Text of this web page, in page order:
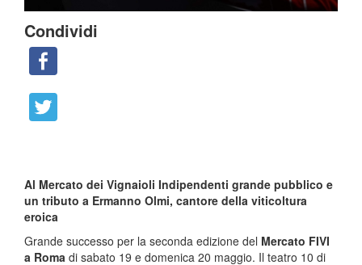
Condividi
Al Mercato dei Vignaioli Indipendenti grande pubblico e
un tributo a Ermanno Olmi, cantore della viticoltura
eroica
Grande successo per la seconda edizione del Mercato FIVI
a Roma di sabato 19 e domenica 20 maggio. Il teatro 10 di